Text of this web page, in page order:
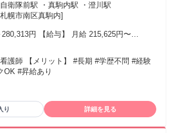
自衛隊前駅 ・真駒内駅 ・澄川駅
幌市南区真駒内]
280,313円 【給与】 月給 215,625円〜
#学歴不問 #経験
OK #昇給あり
り 詳細を見る